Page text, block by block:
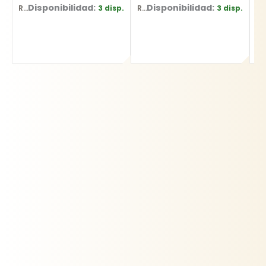
Ref: CN-25Disponibilidad: 3 disp. Ref: 17547Disponibilidad: 3 disp.